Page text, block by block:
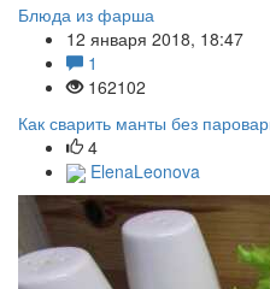
Блюда из фарша
12 января 2018, 18:47
1
162102
Как сварить манты без
4
ElenaLeonova